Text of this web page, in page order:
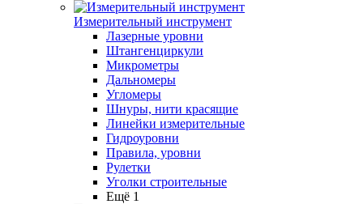
Измерительный инструмент
Лазерные уровни
Штангенциркули
Микрометры
Дальномеры
Угломеры
Шнуры, нити красящие
Линейки измерительные
Гидроуровни
Правила, уровни
Рулетки
Уголки строительные
Ещё 1